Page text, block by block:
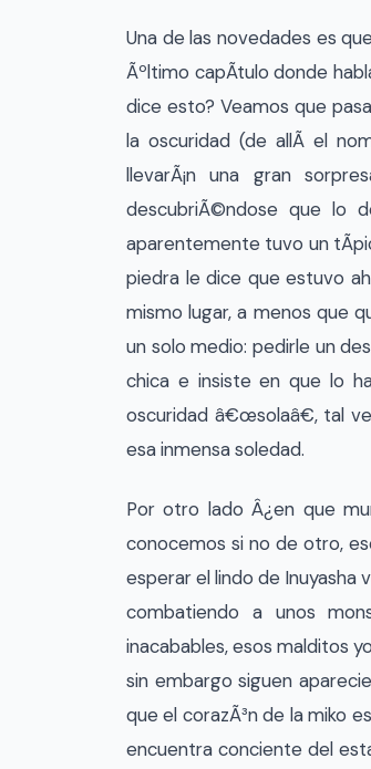
Una de las novedades es
Ãºltimo capÃ­tulo donde
dice esto? Veamos que
la oscuridad (de allÃ­ el
llevarÃ¡n una gran
descubriÃ©ndose que lo
aparentemente tuvo un
piedra le dice que estuvo
mismo lugar, a menos que
un solo medio: pedirle un
chica e insiste en que lo
oscuridad â€œsolaâ€, tal
esa inmensa soledad.
Por otro lado Â¿en que
conocemos si no de otro,
esperar el lindo de Inuyasha
combatiendo a unos
inacabables, esos malditos
sin embargo siguen
que el corazÃ³n de la miko
encuentra conciente del